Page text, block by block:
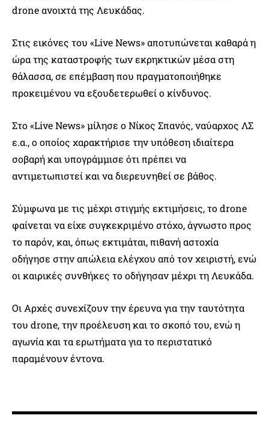
drone ανοιχτά της Λευκάδας.
Στις εικόνες του «Live News» αποτυπώνεται καθαρά η
ώρα της καταστροφής των εκρηκτικών μέσα στη
θάλασσα, σε επέμβαση που πραγματοποιήθηκε
προκειμένου να εξουδετερωθεί ο κίνδυνος.
Στο «Live News» μίλησε ο Νίκος Σπανός, ναύαρχος ΛΣ
ε.α., ο οποίος χαρακτήρισε την υπόθεση ιδιαίτερα
σοβαρή και υπογράμμισε ότι πρέπει να
αντιμετωπιστεί και να διερευνηθεί σε βάθος.
Σύμφωνα με τις μέχρι στιγμής εκτιμήσεις, το drone
φαίνεται να είχε συγκεκριμένο στόχο, άγνωστο προς
το παρόν, και, όπως εκτιμάται, πιθανή αστοχία
οδήγησε στην απώλεια ελέγχου από τον χειριστή, ενώ
οι καιρικές συνθήκες το οδήγησαν μέχρι τη Λευκάδα.
Οι Αρχές συνεχίζουν την έρευνα για την ταυτότητα
του drone, την προέλευση και το σκοπό του, ενώ η
αγωνία και τα ερωτήματα για το περιστατικό
παραμένουν έντονα.